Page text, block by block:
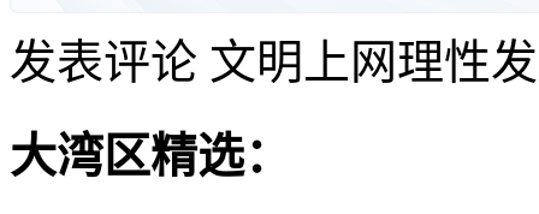
发表评论 文明上网理性
大湾区精选：